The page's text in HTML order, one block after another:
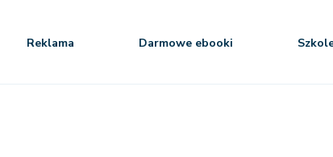
Reklama Darmowe ebooki